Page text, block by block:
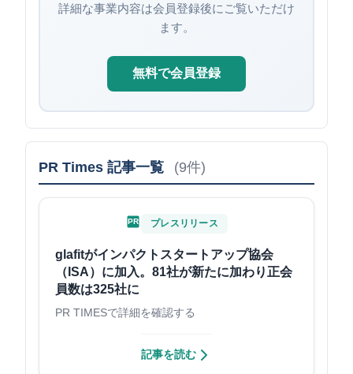
詳細な事業内容は会員登録後にご覧いただけ
ます。
無料で会員登録
PR Times 記事一覧 (9件)
PR プレスリリース
glafitがインパクトスタートアップ協会
（ISA）に加入。81社が新たに加わり正会
員数は325社に
PR TIMESで詳細を確認する
記事を読む